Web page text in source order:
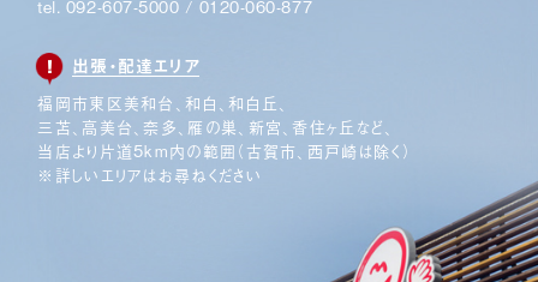
tel. 092-607-5000 / 0120-060-877
出張・配達エリア
福岡市東区美和台、和白、和白丘、
三苫、高美台、奈多、 雁の巣、新宮、香住ヶ丘など、
当店より片道5km内の範囲 （古賀市、西戸崎は除く）
※詳しいエリアはお尋ねください